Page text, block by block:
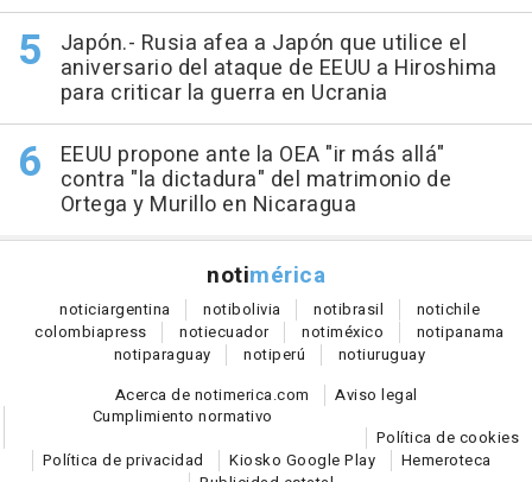
Japón.- Rusia afea a Japón que utilice el
aniversario del ataque de EEUU a Hiroshima
para criticar la guerra en Ucrania
EEUU propone ante la OEA "ir más allá"
contra "la dictadura" del matrimonio de
Ortega y Murillo en Nicaragua
notimérica
noticiargentina notibolivia notibrasil notichile
colombiapress notiecuador notiméxico notipanama
notiparaguay notiperú notiuruguay
Acerca de notimerica.com
Aviso legal
Cumplimiento normativo
Política de cookies
Política de privacidad
Kiosko Google Play
Hemeroteca